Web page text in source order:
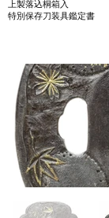
上製落込桐箱入
特別保存刀装具鑑定書